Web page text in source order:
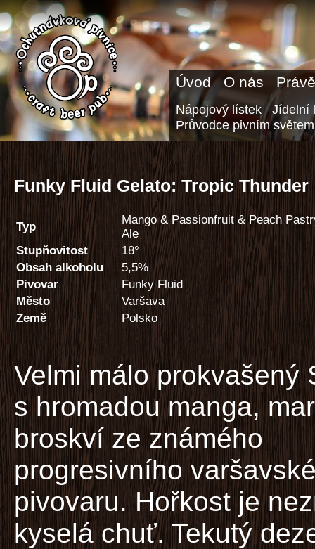
Úvod O nás
Nápojový lístek
Jídelní
Průvodce pivním světem
Funky Fluid Gelato: Tropic Thunder
Typ
Mango & Passionfruit & Peach
Ale
Stupňovitost
18°
Obsah alkoholu
5,5%
Pivovar
Funky Fluid
Město
Varšava
Země
Polsko
Velmi málo prokvašený
s hromadou manga,
broskví ze známého
progresivního
pivovaru. Hořkost je
kyselá chuť. Tekutý